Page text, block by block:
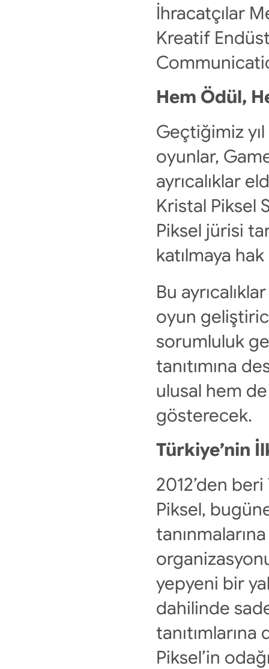
İhracatçılar
Kreatif
Hem Ödül,
Geçtiğimiz
oyunlar,
ayrıcalıklar
Kristal Piksel
Piksel jürisi
katılmaya
Bu
oyun
sorumluluk
tanıtımına
ulusal hem
gösterecek.
Türkiye’nin
2012’den
Piksel,
yepyeni bir
dahilinde
Piksel’in